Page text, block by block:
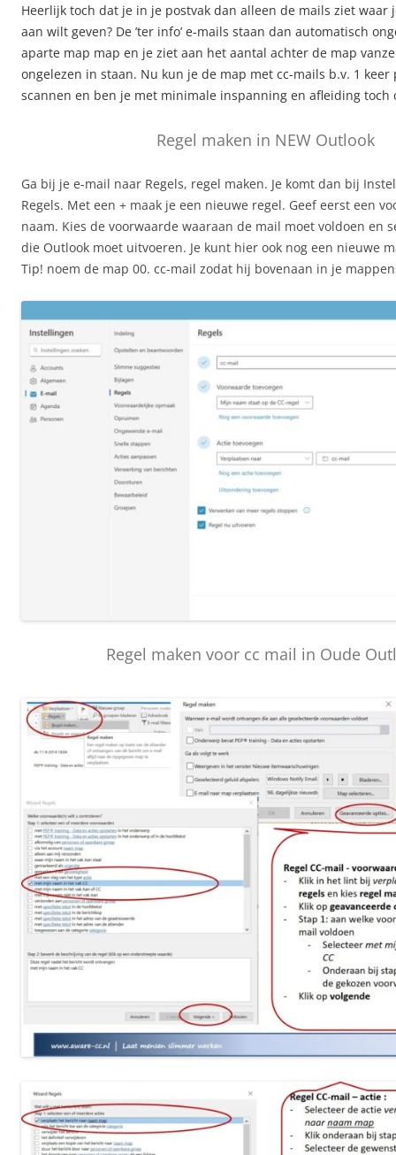
Heerlijk toch dat je in je postvak dan alleen de mails ziet waar
aan wilt geven? De ’ter info’ e-mails staan dan automatisch
aparte map map en je ziet aan het aantal achter de map
ongelezen in staan. Nu kun je de map met cc-mails b.v. 1 keer
scannen en ben je met minimale inspanning en afleiding toch
Regel maken in NEW Outlook
Ga bij je e-mail naar Regels, regel maken. Je komt dan bij
Regels. Met een + maak je een nieuwe regel. Geef eerst een
naam. Kies de voorwaarde waaraan de mail moet voldoen en
die Outlook moet uitvoeren. Je kunt hier ook nog een nieuwe
Tip! noem de map 00. cc-mail zodat hij bovenaan in je
Regel maken voor cc mail in Oude